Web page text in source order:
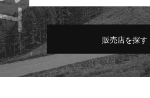
販売店を探す